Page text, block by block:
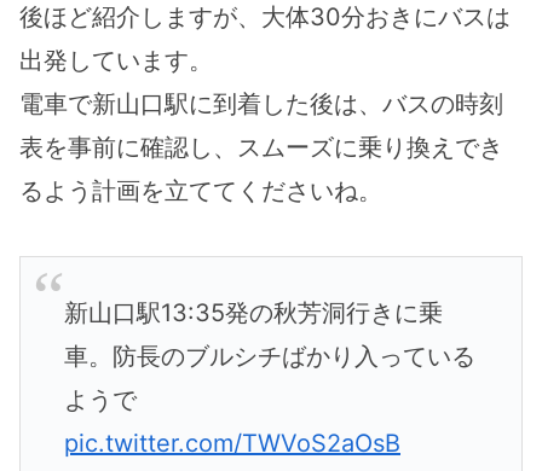
後ほど紹介しますが、大体30分おきにバスは
出発しています。
電車で新山口駅に到着した後は、バスの時刻
表を事前に確認し、スムーズに乗り換えでき
るよう計画を立ててくださいね。
新山口駅13:35発の秋芳洞行きに乗
車。防長のブルシチばかり入っている
ようで
pic.twitter.com/TWVoS2aOsB